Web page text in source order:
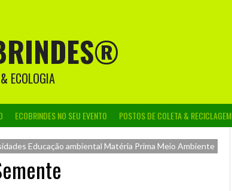
ECOLOGIA
ECOBRINDES NO SEU EVENTO POSTOS DE COLETA & RECICLAGEM
Educação ambiental Matéria Prima Meio Ambiente